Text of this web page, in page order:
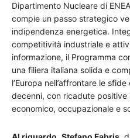
Dipartimento Nucleare di
compie un passo strategico
indipendenza energetica.
competitività industriale e
informazione, il Programma
una filiera italiana solida e
l’Europa nell’affrontare le
decenni, con ricadute
economico, occupazionale e